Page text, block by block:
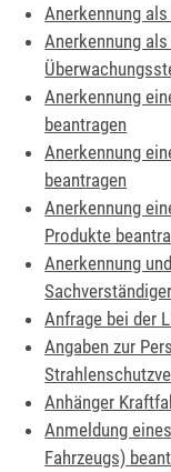
Anerkennung
Anerkennung
Anerkennung
beantragen
Anerkennung
beantragen
Anerkennung
Produkte
Anerkennung
Anfrage bei der
Angaben zur
Anhänger
Anmeldung
Fahrzeugs)